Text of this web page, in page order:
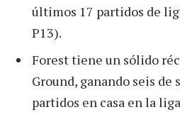
últimos 17 partidos de
P13).
Forest tiene un sólido
Ground, ganando seis
partidos en casa en la